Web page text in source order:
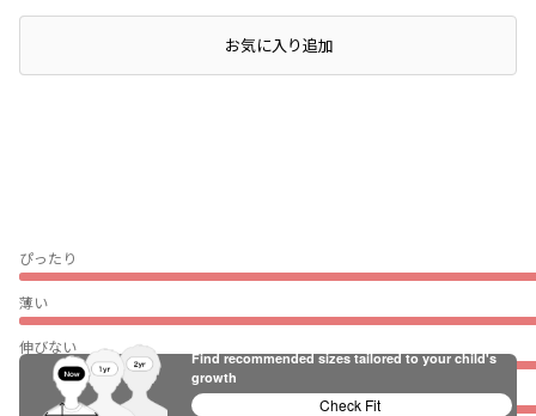
ぴったり
薄い
伸びない
普段着（通園・通学）
店頭在庫を確認するお気に入り追加
Find recommended sizes tailored to your child's
growth
Check Fit